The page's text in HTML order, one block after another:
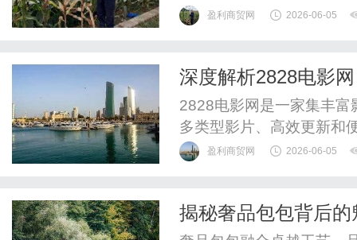
盈利商贸网 2026-06-05
深度解析2828电影
2828电影网是一家集丰
多类型影片、高效更新和
盈利商贸网 2026-06-05
揭秘奢品包包背后